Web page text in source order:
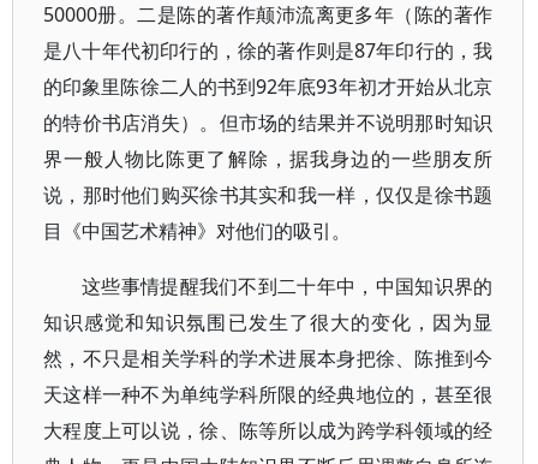
50000册。二是陈的著作颠沛流离更多年（陈的著作
是八十年代初印行的，徐的著作则是87年印行的，我
的印象里陈徐二人的书到92年底93年初才开始从北京
的特价书店消失）。但市场的结果并不说明那时知识
界一般人物比陈更了解除，据我身边的一些朋友所
说，那时他们购买徐书其实和我一样，仅仅是徐书题
目《中国艺术精神》对他们的吸引。
这些事情提醒我们不到二十年中，中国知识界的
知识感觉和知识氛围已发生了很大的变化，因为显
然，不只是相关学科的学术进展本身把徐、陈推到今
天这样一种不为单纯学科所限的经典地位的，甚至很
大程度上可以说，徐、陈等所以成为跨学科领域的经